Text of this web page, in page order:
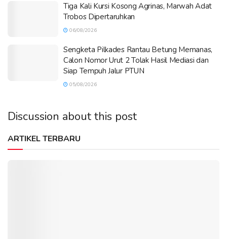
Tiga Kali Kursi Kosong Agrinas, Marwah Adat
Trobos Dipertaruhkan
06/08/2026
Sengketa Pilkades Rantau Betung Memanas,
Calon Nomor Urut 2 Tolak Hasil Mediasi dan
Siap Tempuh Jalur PTUN
05/08/2026
Discussion about this post
ARTIKEL TERBARU